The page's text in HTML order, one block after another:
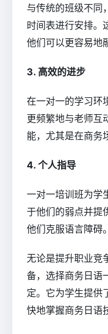
与传统的班级不同
时间表进行安排。
他们可以更容易地
3. 高效的进步
在一对一的学习环
更频繁地与老师互
能，尤其是在商务
4. 个人指导
一对一培训班为学
于他们的弱点并提
他们克服语言障碍。
无论是提升职业竞
备，选择商务日语
定。它为学生提供
快地掌握商务日语